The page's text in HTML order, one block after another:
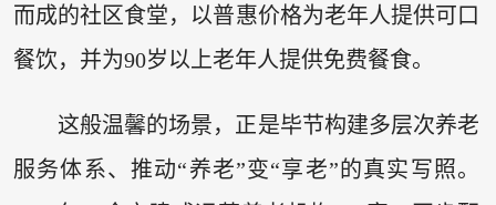
而成的社区食堂，以普惠价格为老年人提供可口
餐饮，并为90岁以上老年人提供免费餐食。
这般温馨的场景，正是毕节构建多层次养老
服务体系、推动“养老”变“享老”的真实写照。